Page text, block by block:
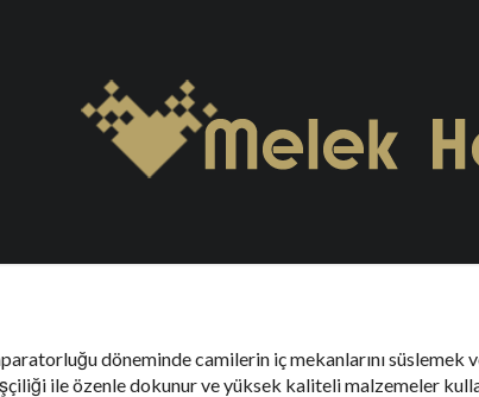
döneminde camilerin iç mekanlarını
ile özenle dokunur ve yüksek kaliteli malzemeler